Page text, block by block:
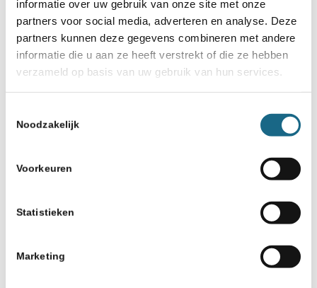
informatie over uw gebruik van onze site met onze
partners voor social media, adverteren en analyse. Deze
partners kunnen deze gegevens combineren met andere
informatie die u aan ze heeft verstrekt of die ze hebben
verzameld op basis van uw gebruik van hun services.
Noodzakelijk
Voorkeuren
Statistieken
Marketing
op Schiermonnikoog
18 september 2019
Team van Eindhoven wint NK E-
teams in Rotterdam
jeugdschakers op EK Bratislava